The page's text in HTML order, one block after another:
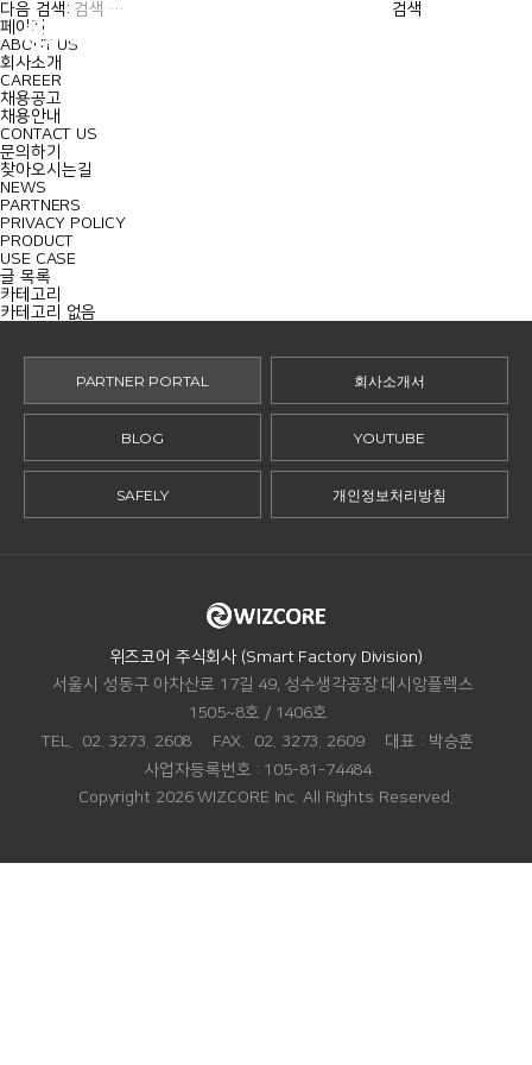
MENU
다음 검색:
페이지
ABOUT US
회사소개
CAREER
채용공고
채용안내
CONTACT US
문의하기
찾아오시는길
NEWS
PARTNERS
PRIVACY POLICY
PRODUCT
USE CASE
글 목록
카테고리
카테고리 없음
PARTNER PORTAL 회사소개서
BLOG YOUTUBE
SAFELY 개인정보처리방침
위즈코어 주식회사 (Smart Factory Division)
서울시 성동구 아차산로 17길 49, 성수생각공장 데시앙플렉스
1505~8호 / 1406호
TEL.
02. 3273. 2608 FAX. 02. 3273. 2609 대표 : 박승훈
사업자등록번호 : 105-81-74484
Copyright 2026 WIZCORE Inc. All Rights Reserved.